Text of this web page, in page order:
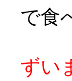
で食
ずい